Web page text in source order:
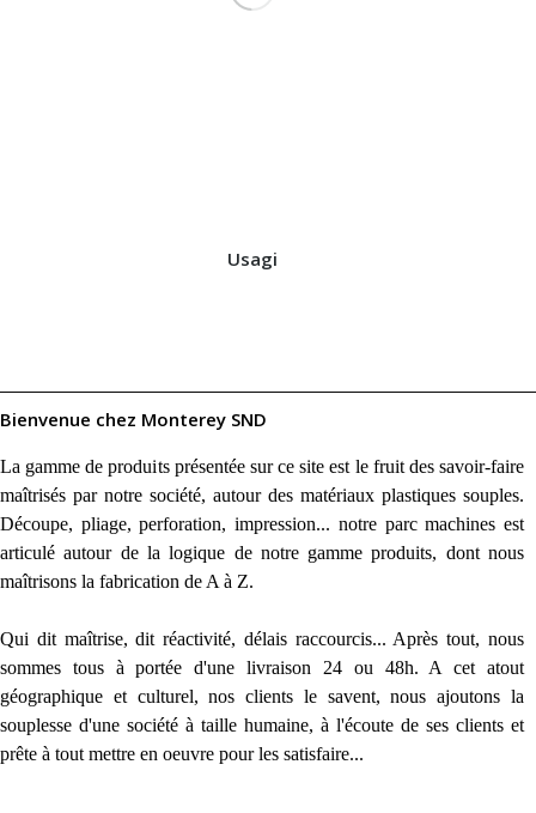
Usagi
Bienvenue chez Monterey SND
La gamme de produits présentée sur ce site est le fruit des savoir-faire
maîtrisés par notre société, autour des matériaux plastiques souples.
Découpe, pliage, perforation, impression... notre parc machines est
articulé autour de la logique de notre gamme produits, dont nous
maîtrisons la fabrication de A à Z.
Qui dit maîtrise, dit réactivité, délais raccourcis... Après tout, nous
sommes tous à portée d'une livraison 24 ou 48h. A cet atout
géographique et culturel, nos clients le savent, nous ajoutons la
souplesse d'une société à taille humaine, à l'écoute de ses clients et
prête à tout mettre en oeuvre pour les satisfaire...